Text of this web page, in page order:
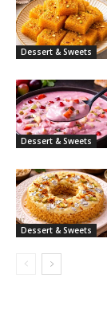
Dessert & Sweets
Dessert & Sweets
Dessert & Sweets